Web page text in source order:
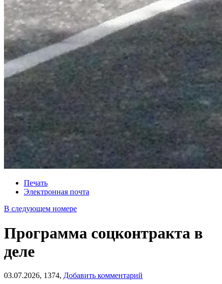
Печать
Электронная почта
В следующем номере
Программа соцконтракта в
деле
03.07.2026, 1374, Добавить комментарий